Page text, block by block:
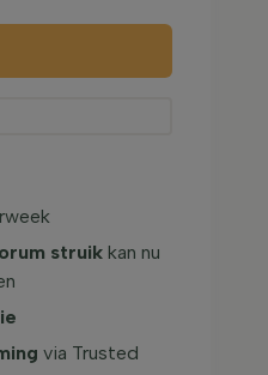
struik kan nu
via Trusted